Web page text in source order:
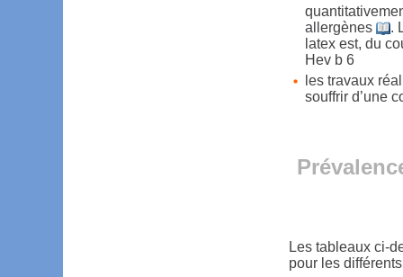
allergènes
.
latex est, du
Hev b 6
les travaux
souffrir d’une
Les tableaux ci-
pour les